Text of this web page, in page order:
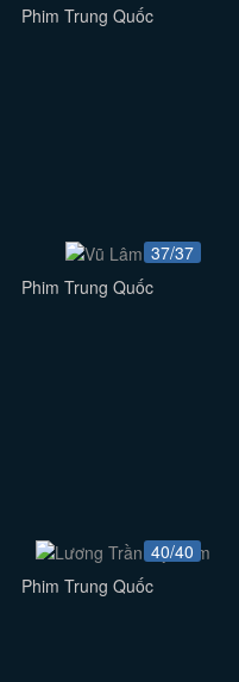
Phim Trung Quốc
37/37
Phim Trung Quốc
40/40
Phim Trung Quốc